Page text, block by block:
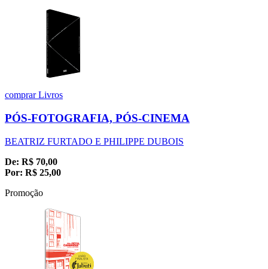
comprarLivros
PÓS-FOTOGRAFIA, PÓS-CINEMA
BEATRIZ FURTADO E PHILIPPE DUBOIS
De: R$ 70,00
Por: R$ 25,00
Promoção